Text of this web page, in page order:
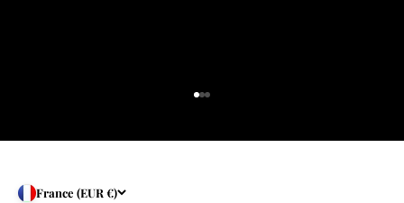
France (EUR €)